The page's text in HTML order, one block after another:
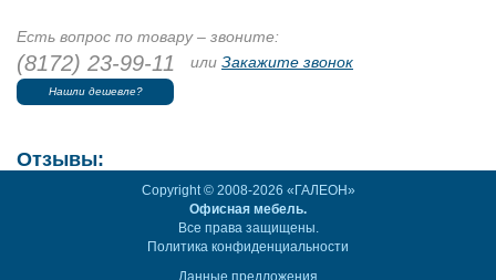
Есть вопрос по товару – звоните:
(8172) 23-99-11 или Закажите звонок
Нашли дешевле?
Отзывы:
Copyright © 2008-2026 «ГАЛЕОН»
Офисная мебель.
Все права защищены.
Политика конфиденциальности
Данные предложения